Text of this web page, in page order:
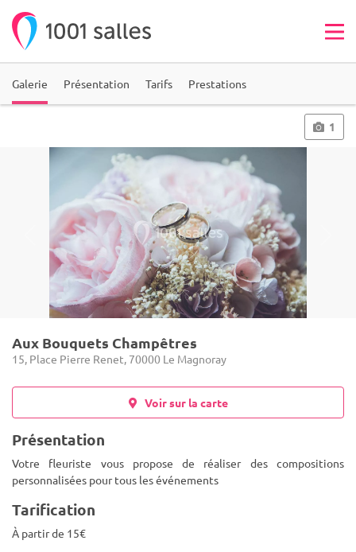
Galerie Présentation Tarifs Prestations
1
Aux Bouquets Champêtres
15, Place Pierre Renet, 70000 Le Magnoray
Voir sur la carte
Présentation
Votre fleuriste vous propose de réaliser des compositions
personnalisées pour tous les événements
Tarification
À partir de 15€